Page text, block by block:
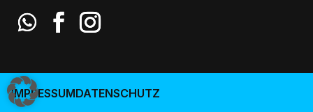
IMPRESSUMDATENSCHUTZ